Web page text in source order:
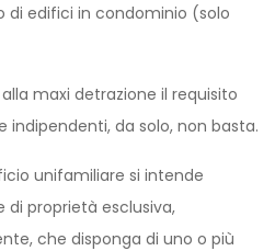
di edifici in condominio (solo
maxi detrazione il requisito
indipendenti, da solo, non basta.
unifamiliare si intende
di proprietà esclusiva,
che disponga di uno o più